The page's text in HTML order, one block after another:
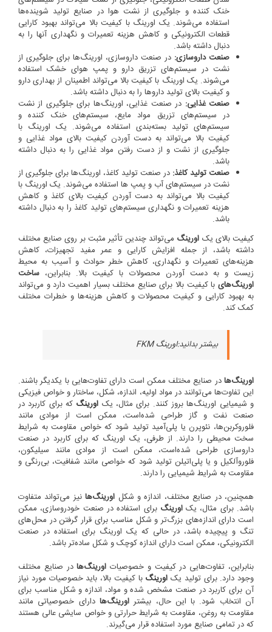
خنک کننده و جلوگیری از نشت هوا در صنایع تولید شوینده‌ها
استفاده می‌شوند. یک اورینگ با کیفیت بالا می‌تواند بهبود کارایی
قطعات الکترونیکی و کاهش هزینه تعمیرات و نگهداری آنها را به
دنبال داشته باشد.
صنعت داروسازی: در صنعت داروسازی، اورینگ‌ها برای جلوگیری از
نشت در سیستم‌های تزریق دارو و پمپ هوای خشک استفاده
می‌شوند. یک اورینگ با کیفیت بالا می‌تواند اطمینان از بهداری دارو
و کیفیت بالای تولید داروها را به دنبال داشته باشد.
صنعت غذایی: در صنعت غذایی، اورینگ‌ها برای جلوگیری از نشت
در سیستم‌های تزریق مواد مایع، سیستم‌های خنک کننده و
سیستم‌های تولید بسته‌بندی استفاده می‌شوند. یک اورینگ با
کیفیت بالا می‌تواند به دست آوردن کیفیت بالای مواد غذایی و
جلوگیری از نشت و از دست رفتن مواد غذایی را به دنبال داشته
باشد.
صنعت تولید کاغذ: در صنعت تولید کاغذ، اورینگ‌ها برای جلوگیری از
نشت در سیستم‌های آب و پمپ ها استفاده می‌شوند. یک اورینگ با
کیفیت بالا می‌تواند به دست آوردن کیفیت بالای کاغذ و کاهش
هزینه تعمیرات و نگهداری سیستم‌های تولید کاغذ را به دنبال داشته
باشد.
کیفیت بالای یک اورینگ می‌تواند چندین تأثیر مثبت بر روی صنایع مختلف
داشته باشد، از جمله افزایش کارایی و عمر مفید تجهیزات، کاهش
هزینه‌های تعمیرات و نگهداری، کاهش خطر حوادث و آسیب به محیط
زیست و به دست آوردن محصولات با کیفیت بالا. بنابراین، ساخت
اورینگ‌های با کیفیت بالا برای صنایع مختلف بسیار اهمیت دارد و می‌تواند
به بهبود کارایی و کیفیت محصولات و کاهش هزینه‌ها و خطرات مختلف
کمک کند.
بیشتر بدانید:اورینگ FKM
اورینگ‌هادر صنایع مختلف ممکن است دارای تفاوت‌هایی با یکدیگر باشند.
این تفاوت‌ها می‌توانند در مواد اولیه، اندازه، شکل، ساختار و خواص فیزیکی
و شیمیایی اورینگ‌ها بروز کنند. برای مثال، یک اورینگ که برای کاربرد در
صنعت نفت و گاز طراحی شده‌است، ممکن است از موادی مانند
فلوروکربن‌ها، نئوپرن یا پلی‌آمید تولید شود که خواص مقاومت به شرایط
سخت محیطی را دارند. از طرفی، یک اورینگ که برای کاربرد در صنعت
داروسازی طراحی شده‌است، ممکن است از موادی مانند سیلیکون،
فلوروآلکیل و یا پلی‌اتیلن تولید شود که خواصی مانند شفافیت، بی‌رنگی و
مقاومت به شرایط شیمیایی را دارند.
همچنین، در صنایع مختلف، اندازه و شکل اورینگ‌هانیز می‌تواند متفاوت
باشد. برای مثال، یکاورینگ برای استفاده در صنعت خودروسازی، ممکن
است دارای اندازه‌های بزرگ‌تر و شکل مناسب برای قرار گرفتن در محل‌های
تنگ و پیچیده باشد، در حالی که یک اورینگ برای استفاده در صنعت
الکترونیکی، ممکن است دارای اندازه کوچک و شکل ساده‌تر باشد.
بنابراین، تفاوت‌هایی در کیفیت و خصوصیات اورینگ‌هادر صنایع مختلف
وجود دارد. برای تولید یک اورینگ با کیفیت بالا، باید خصوصیات مورد نیاز
آن برای کاربرد در صنعت مشخص شده و مواد، اندازه و شکل مناسب برای
آن انتخاب شود. با این حال، بیشتراورینگ‌ها دارای خصوصیاتی مانند
مقاومت به روغن، مقاومت به شرایط حرارتی و خواص سایشی عالی هستند
که در تمامی صنایع مورد استفاده قرار می‌گیرند.